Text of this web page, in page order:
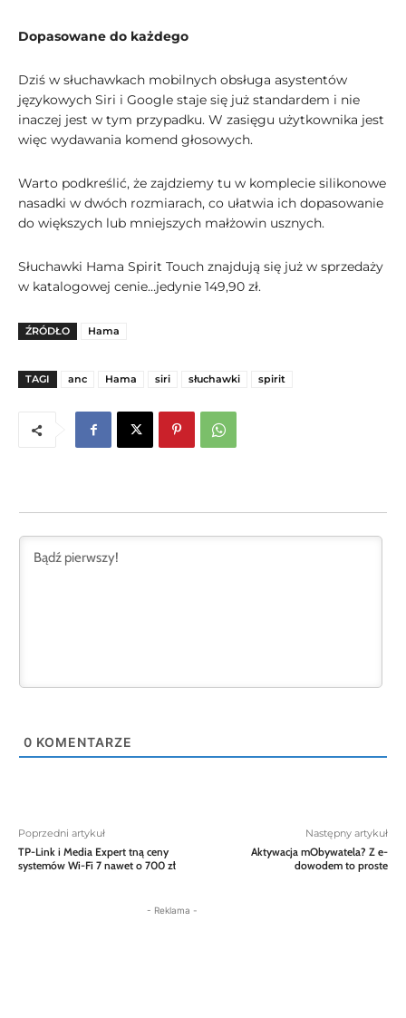
Dopasowane do każdego
Dziś w słuchawkach mobilnych obsługa asystentów
językowych Siri i Google staje się już standardem i nie
inaczej jest w tym przypadku. W zasięgu użytkownika jest
więc wydawania komend głosowych.
Warto podkreślić, że zajdziemy tu w komplecie silikonowe
nasadki w dwóch rozmiarach, co ułatwia ich dopasowanie
do większych lub mniejszych małżowin usznych.
Słuchawki Hama Spirit Touch znajdują się już w sprzedaży
w katalogowej cenie…jedynie 149,90 zł.
ŹRÓDŁO Hama
TAGI anc Hama siri słuchawki spirit
0 KOMENTARZE
Poprzedni artykuł
TP-Link i Media Expert tną ceny
systemów Wi-Fi 7 nawet o 700 zł
Następny artykuł
Aktywacja mObywatela? Z e-
dowodem to proste
- Reklama -